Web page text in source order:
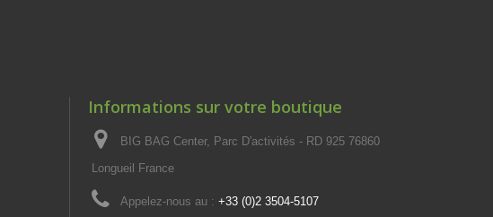
Informations sur votre boutique
BIG BAG Center, Parc D'activités - RD 925 76860
Longueil France
Appelez-nous au : +33 (0)2 3504-5107